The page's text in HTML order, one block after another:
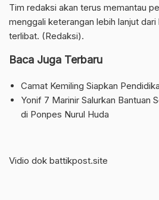
Tim redaksi akan terus memantau
menggali keterangan lebih lanjut
terlibat. (Redaksi).
Baca Juga Terbaru
Camat Kemiling Siapkan
Yonif 7 Marinir Salurkan Bantuan
di Ponpes Nurul Huda
Vidio dok battikpost.site